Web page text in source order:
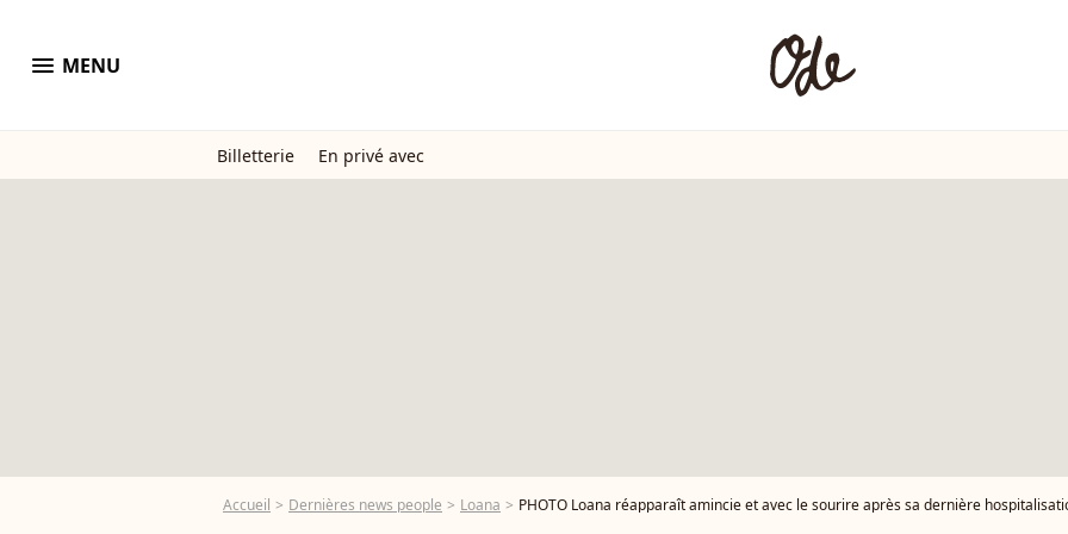
menu MENU
Billetterie En privé avec
Accueil Dernières news people Loana PHOTO Loana réapparaît amincie et avec le sourire après sa dernière